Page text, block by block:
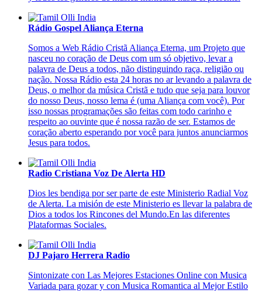
Rádio Gospel Aliança Eterna
Somos a Web Rádio Cristã Aliança Eterna, um Projeto que
nasceu no coração de Deus com um só objetivo, levar a
palavra de Deus a todos, não distinguindo raça, religião ou
nação. Nossa Rádio esta 24 horas no ar levando a palavra de
Deus, o melhor da música Cristã e tudo que seja para louvor
do nosso Deus, nosso lema é (uma Aliança com você). Por
isso nossas programações são feitas com todo carinho e
respeito ao ouvinte que é nossa razão de ser. Estamos de
coração aberto esperando por você para juntos anunciarmos
Jesus para todos.
Radio Cristiana Voz De Alerta HD
Dios les bendiga por ser parte de este Ministerio Radial Voz
de Alerta. La misión de este Ministerio es llevar la palabra de
Dios a todos los Rincones del Mundo.En las diferentes
Plataformas Sociales.
DJ Pajaro Herrera Radio
Sintonizate con Las Mejores Estaciones Online con Musica
Variada para gozar y con Musica Romantica al Mejor Estilo